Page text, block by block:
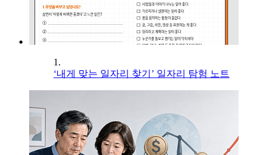
1.
‘내게 맞는 일자리 찾기’ 일자리 탐험 노트